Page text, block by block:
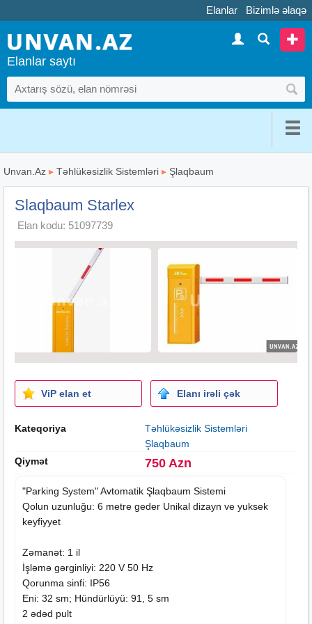
Elanlar Bizimlə əlaqə
Elanlar saytı
Unvan.Az ▸ Təhlükəsizlik Sistemləri ▸ Şlaqbaum
Slaqbaum Starlex
Elan kodu: 51097739
ViP elan et Elanı irəli çək
Kateqoriya
Təhlükəsizlik Sistemləri
Şlaqbaum
Qiymət
750 Azn
"Parking System" Avtomatik Şlaqbaum Sistemi
Qolun uzunluğu: 6 metre geder Unikal dizayn ve yuksek
keyfiyyet
Zəmanət: 1 il
İşləmə gərginliyi: 220 V 50 Hz
Qorunma sinfi: IP56
Eni: 32 sm; Hündürlüyü: 91, 5 sm
2 ədəd pult